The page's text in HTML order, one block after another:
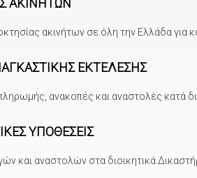
ΑΚΙΝΗΤΩΝ
ακινήτων σε όλη την Ελλάδα
ΕΚΤΕΛΕΣΗΣ
ανακοπές και αναστολές κατά
ΥΠΟΘΕΣΕΙΣ
και αναστολών στα διοικητικά